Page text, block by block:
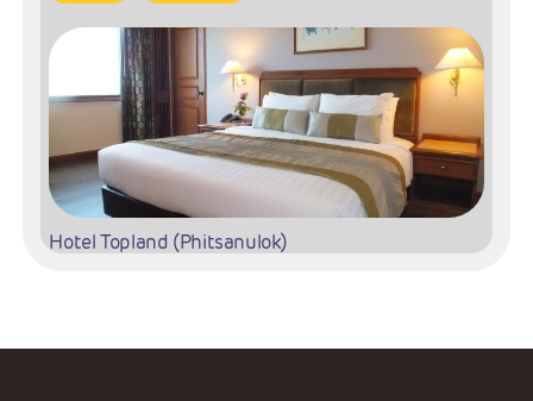
Hotel Topland (Phitsanulok)
+66 55 247 800